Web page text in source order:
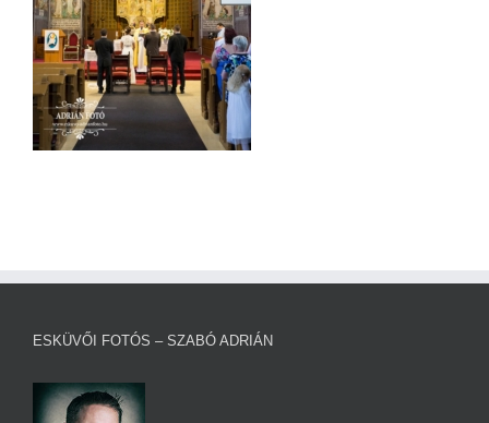
ESKÜVŐI FOTÓS – SZABÓ ADRIÁN